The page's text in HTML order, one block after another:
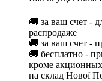
🚚 за ваш счет -
распродаже
🚚 за ваш счет -
🚚 бесплатно -
кроме акционных
на склад Нової